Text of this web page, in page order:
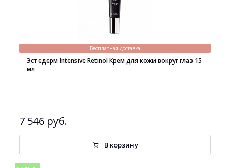
Бесплатная доставка
Эстедерм Intensive Retinol Крем для кожи вокруг глаз 15
мл
7 546 руб.
В корзину